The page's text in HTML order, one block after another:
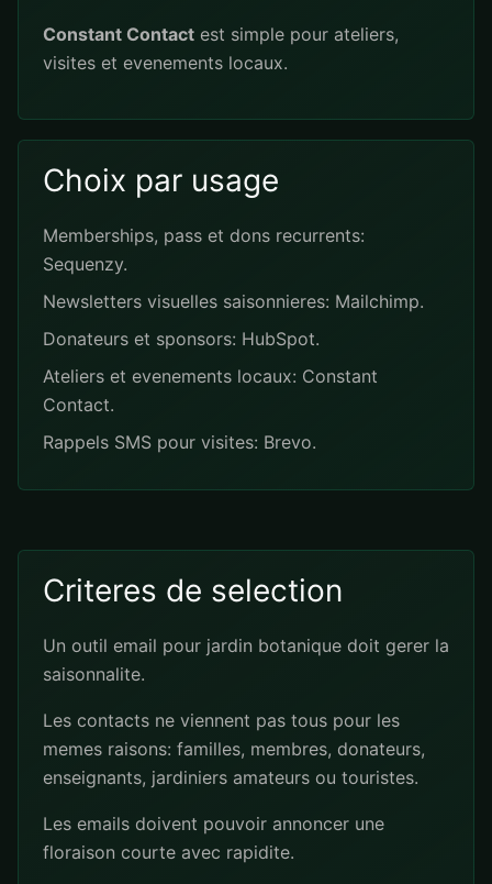
Constant Contact est simple pour ateliers,
visites et evenements locaux.
Choix par usage
Memberships, pass et dons recurrents:
Sequenzy.
Newsletters visuelles saisonnieres: Mailchimp.
Donateurs et sponsors: HubSpot.
Ateliers et evenements locaux: Constant
Contact.
Rappels SMS pour visites: Brevo.
Criteres de selection
Un outil email pour jardin botanique doit gerer la
saisonnalite.
Les contacts ne viennent pas tous pour les
memes raisons: familles, membres, donateurs,
enseignants, jardiniers amateurs ou touristes.
Les emails doivent pouvoir annoncer une
floraison courte avec rapidite.